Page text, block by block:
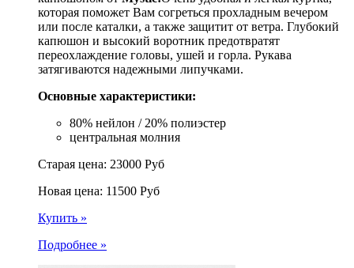
которая поможет Вам согреться прохладным вечером
или после каталки, а также защитит от ветра. Глубокий
капюшон и высокий воротник предотвратят
переохлаждение головы, ушей и горла. Рукава
затягиваются надежными липучками.
Основные характеристики:
80% нейлон / 20% полиэстер
центральная молния
Старая цена: 23000 Руб
Новая цена: 11500 Руб
Купить »
Подробнее »